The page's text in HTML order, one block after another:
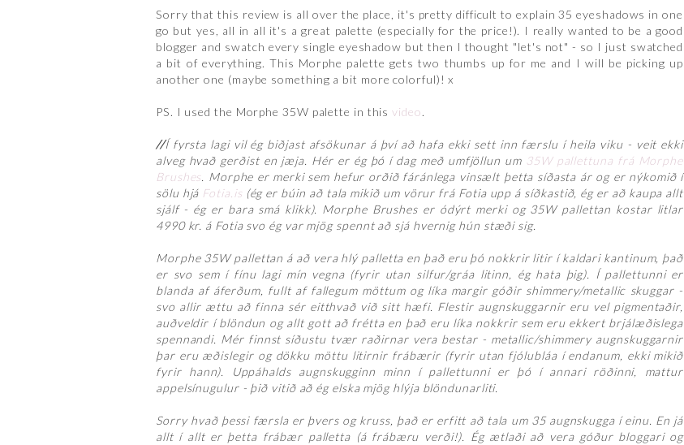
Sorry that this review is all over the place, it's pretty difficult to explain 35 eyeshadows in one
go but yes, all in all it's a great palette (especially for the price!). I really wanted to be a good
blogger and swatch every single eyeshadow but then I thought "let's not" - so I just swatched
a bit of everything. This Morphe palette gets two thumbs up for me and I will be picking up
another one (maybe something a bit more colorful)! x
PS. I used the Morphe 35W palette in thisvideo.
//Í fyrsta lagi vil ég biðjast afsökunar á því að hafa ekki sett inn færslu í heila viku - veit ekki
alveg hvað gerðist en jæja. Hér er ég þó í dag með umfjöllun um 35W pallettuna frá Morphe
Brushes . Morphe er merki sem hefur orðið fáránlega vinsælt þetta síðasta ár og er nýkomið í
sölu hjá Fotia.is(ég er búin að tala mikið um vörur frá Fotia upp á síðkastið, ég er að kaupa allt
sjálf - ég er bara smá klikk). Morphe Brushes er ódýrt merki og 35W pallettan kostar litlar
4990 kr. á Fotia svo ég var mjög spennt að sjá hvernig hún stæði sig.
Morphe 35W pallettan á að vera hlý palletta en það eru þó nokkrir litir í kaldari kantinum, það
er svo sem í fínu lagi mín vegna (fyrir utan silfur/gráa litinn, ég hata þig). Í pallettunni er
blanda af áferðum, fullt af fallegum möttum og líka margir góðir shimmery/metallic skuggar -
svo allir ættu að finna sér eitthvað við sitt hæfi. Flestir augnskuggarnir eru vel pigmentaðir,
auðveldir í blöndun og allt gott að frétta en það eru líka nokkrir sem eru ekkert brjálæðislega
spennandi. Mér finnst síðustu tvær raðirnar vera bestar - metallic/shimmery augnskuggarnir
þar eru æðislegir og dökku möttu litirnir frábærir (fyrir utan fjólubláa í endanum, ekki mikið
fyrir hann). Uppáhalds augnskugginn minn í pallettunni er þó í annari röðinni, mattur
appelsínugulur - þið vitið að ég elska mjög hlýja blöndunarliti.
Sorry hvað þessi færsla er þvers og kruss, það er erfitt að tala um 35 augnskugga í einu. En já
allt í allt er þetta frábær palletta (á frábæru verði!). Ég ætlaði að vera góður bloggari og